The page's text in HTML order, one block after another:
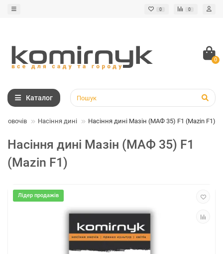
0 0
0
Каталог
овочів Насіння дині Насіння дині Мазін (МАФ 35) F1 (Mazin F1)
Насіння дині Мазін (МАФ 35) F1
(Mazin F1)
Лідер продажів